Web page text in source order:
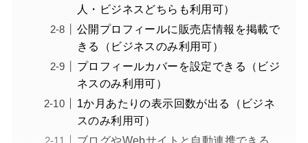
人・ビジネスどちらも利用可）
公開プロフィールに販売店情報を掲載で
きる（ビジネスのみ利用可）
プロフィールカバーを設定できる（ビジ
ネスのみ利用可）
1か月あたりの表示回数が出る（ビジネ
スのみ利用可）
ブログやWebサイトと自動連携できる